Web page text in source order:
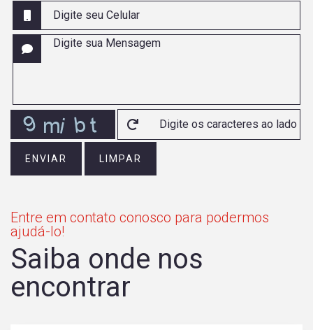
ENVIAR LIMPAR
Entre em contato conosco para podermos
ajudá-lo!
Saiba onde nos
encontrar